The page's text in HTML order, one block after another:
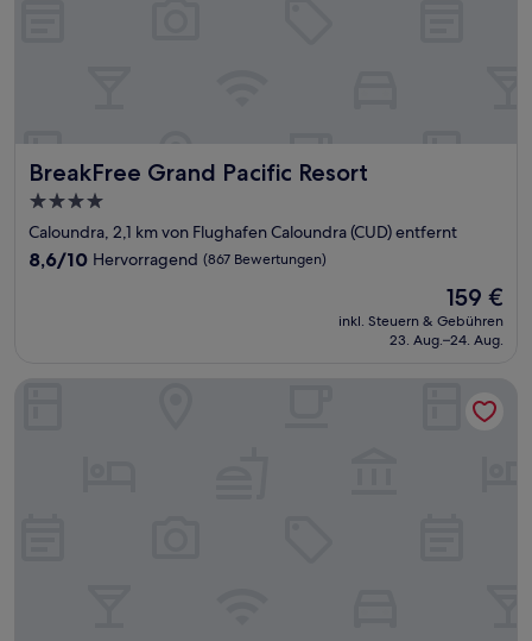
BreakFree Grand Pacific Resort
BreakFree Grand Pacific Resort
4.0-
Sterne-
Unterkunft
Caloundra, 2,1 km von Flughafen Caloundra (CUD) entfernt
8.6
8,6/10 Hervorragend (867 Bewertungen)
Der
Preis
beträgt
159 €
inkl. Steuern & Gebühren
23. Aug.–24. Aug.
Motel Caloundra